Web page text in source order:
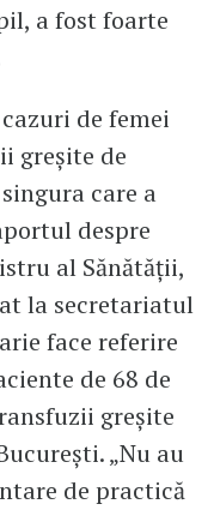
a fost foarte
de femei
greșite de
care a
despre
al Sănătății,
la secretariatul
face referire
de 68 de
greșite
„Nu au
de practică